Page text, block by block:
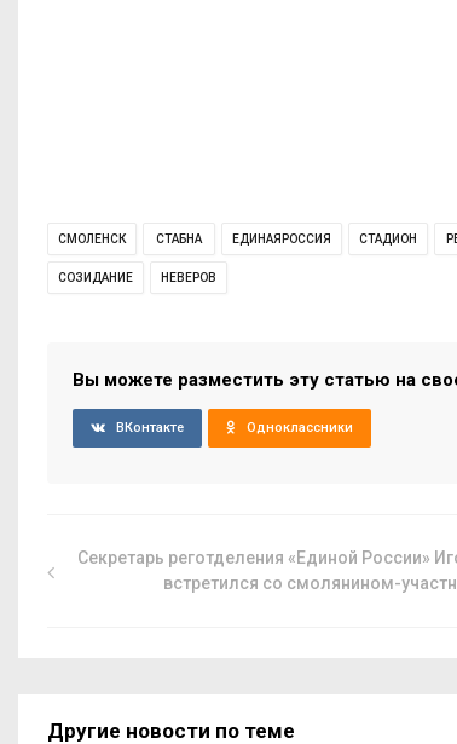
СМОЛЕНСК СТАБНА ЕДИНАЯРОССИЯ СТАДИОН
СОЗИДАНИЕ НЕВЕРОВ
Вы можете разместить эту статью на
ВКонтакте Одноклассники
Секретарь реготделения «Единой России»
встретился со смолянином-
Другие новости по теме